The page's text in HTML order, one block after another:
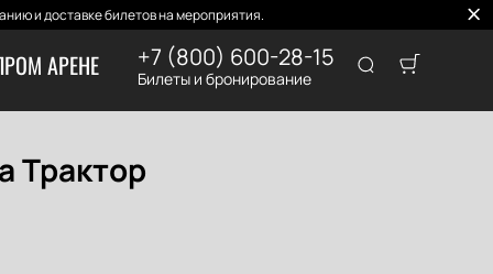
и доставке билетов на мероприятия.
АРЕНЕ +7 (800) 600-28-15
Билеты и бронирование
Трактор